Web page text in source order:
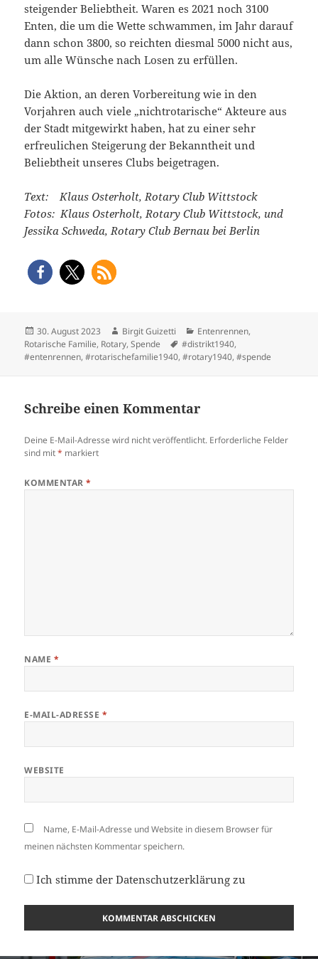
steigender Beliebtheit. Waren es 2021 noch 3100
Enten, die um die Wette schwammen, im Jahr darauf
dann schon 3800, so reichten diesmal 5000 nicht aus,
um alle Wünsche nach Losen zu erfüllen.
Die Aktion, an deren Vorbereitung wie in den
Vorjahren auch viele „nichtrotarische“ Akteure aus
der Stadt mitgewirkt haben, hat zu einer sehr
erfreulichen Steigerung der Bekanntheit und
Beliebtheit unseres Clubs beigetragen.
Text: Klaus Osterholt, Rotary Club Wittstock
Fotos: Klaus Osterholt, Rotary Club Wittstock, und
Jessika Schweda, Rotary Club Bernau bei Berlin
Veröffentlicht
am
30. August 2023 Autor
Birgit Guizetti Kategorien
Entenrennen,
Rotarische Familie, Rotary,Spende Schlagwörter
#distrikt1940,
#entenrennen,#rotarischefamilie1940,#rotary1940,#spende
Schreibe einen Kommentar
Deine E-Mail-Adresse wird nicht veröffentlicht. Erforderliche Felder
sind mit* markiert
KOMMENTAR*
NAME *
E-MAIL-ADRESSE *
WEBSITE
Name, E-Mail-Adresse und Website in diesem Browser für
meinen nächsten Kommentar speichern.
Ich stimme derDatenschutzerklärung zu